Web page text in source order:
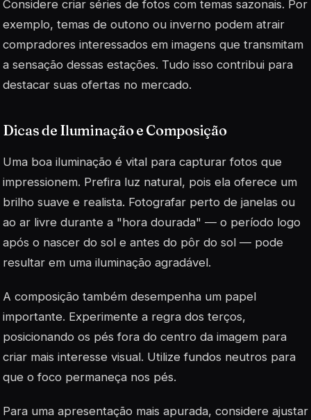
Considere criar séries de fotos com temas sazonais. Por
exemplo, temas de outono ou inverno podem atrair
compradores interessados em imagens que transmitam
a sensação dessas estações. Tudo isso contribui para
destacar suas ofertas no mercado.
Dicas de Iluminação e Composição
Uma boa iluminação é vital para capturar fotos que
impressionem. Prefira luz natural, pois ela oferece um
brilho suave e realista. Fotografar perto de janelas ou
ao ar livre durante a "hora dourada" — o período logo
após o nascer do sol e antes do pôr do sol — pode
resultar em uma iluminação agradável.
A composição também desempenha um papel
importante. Experimente a regra dos terços,
posicionando os pés fora do centro da imagem para
criar mais interesse visual. Utilize fundos neutros para
que o foco permaneça nos pés.
Para uma apresentação mais apurada, considere ajustar